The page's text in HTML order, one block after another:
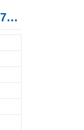
8AM-NRV-5B叶片式气动马达（AC877）